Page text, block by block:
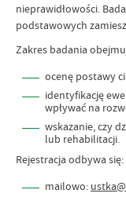
nieprawidłowości.
podstawowych
Zakres badania
ocenę postawy
identyfikację
wpływać na
wskazanie, czy
lub rehabilitacji.
Rejestracja odbywa się:
mailowo: